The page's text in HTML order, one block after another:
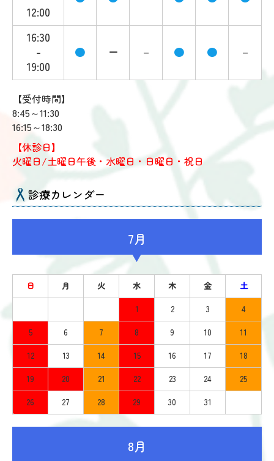
12:00
16:30
-
19:00
● ー － ● ● －
【受付時間】
8:45～11:30
16:15～18:30
【休診日】
火曜日/土曜日午後・ 水曜日・日曜日・祝日
診療カレンダー
7月
日 月 火 水 木 金
土
1
2 3
4
5
6 7 8 9 10
11
12
13 14 15 16 17
18
19
20 21 22 23 24
25
26
27 28 29 30 31
8月